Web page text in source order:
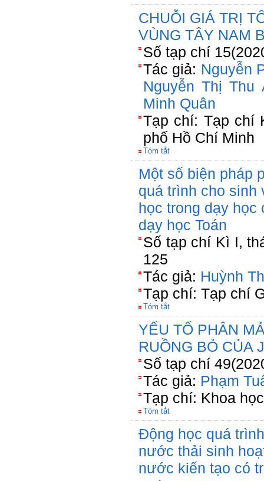
CHUỖI GIÁ TRỊ
VÙNG TÂY NAM
Số tạp chí
Tác giả: Nguyễn
Nguyễn Thị Thu
Minh Quân
Tạp chí: Tạp chí
phố Hồ Chí Minh
Tóm tắt
Một số biện pháp
quá trình cho sinh
học trong dạy
dạy học Toán
Số tạp chí Kì I,
125
Tác giả: Huỳnh
Tạp chí: Tạp chí
Tóm tắt
YẾU TỐ PHÂN
RUỒNG BỎ CỦA
Số tạp chí
Tác giả: Phạm
Tạp chí: Khoa
Tóm tắt
Động học quá
nước thải sinh
nước kiến tạo có